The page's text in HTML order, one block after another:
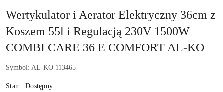
Wertykulator i Aerator Elektryczny 36cm z
Koszem 55l i Regulacją 230V 1500W
COMBI CARE 36 E COMFORT AL-KO
Symbol: AL-KO 113465
Stan:: Dostępny